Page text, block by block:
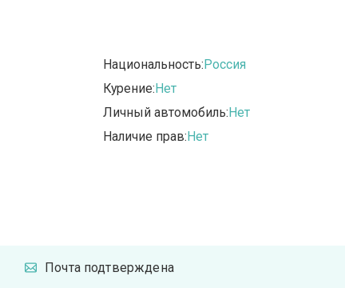
Национальность:Россия
Курение:Нет
Личный автомобиль:Нет
Наличие прав:Нет
Почта подтверждена